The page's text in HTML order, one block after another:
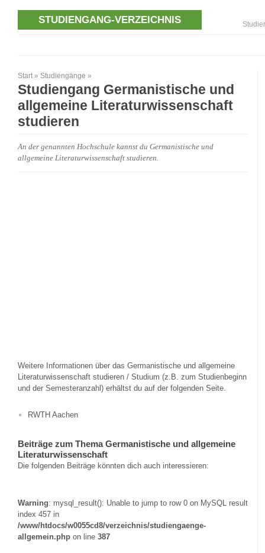
STUDIENGANG-VERZEICHNIS
Start » Studiengänge »
Studiengang Germanistische und
allgemeine Literaturwissenschaft
studieren
An der genannten Hochschule kannst du Germanistische und
allgemeine Literaturwissenschaft studieren.
Weitere Informationen über das Germanistische und allgemeine
Literaturwissenschaft studieren / Studium (z.B. zum Studienbeginn
und der Semesteranzahl) erhältst du auf der folgenden Seite.
RWTH Aachen
Beiträge zum Thema Germanistische und allgemeine
Literaturwissenschaft
Die folgenden Beiträge könnten dich auch interessieren:
Warning: mysql_result(): Unable to jump to row 0 on MySQL result
index 457 in
/www/htdocs/w0055cd8/verzeichnis/studiengaenge-
allgemein.php on line 387